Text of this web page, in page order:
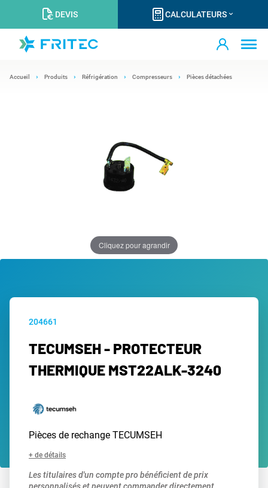
DEVIS CALCULATEURS
Accueil Produits Réfrigération Compresseurs Pièces détachées
Cliquez pour agrandir
204661
TECUMSEH - PROTECTEUR
THERMIQUE MST22ALK-3240
Pièces de rechange TECUMSEH
+ de détails
Les titulaires d'un compte pro bénéficient de prix